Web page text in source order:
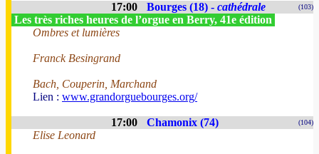
17:00 Bourges (18) - cathédrale (103)
Les très riches heures de l’orgue en Berry, 41e édition
Ombres et lumières
Franck Besingrand
Bach, Couperin, Marchand
Lien : www.grandorguebourges.org/
17:00 Chamonix (74) (104)
Elise Leonard